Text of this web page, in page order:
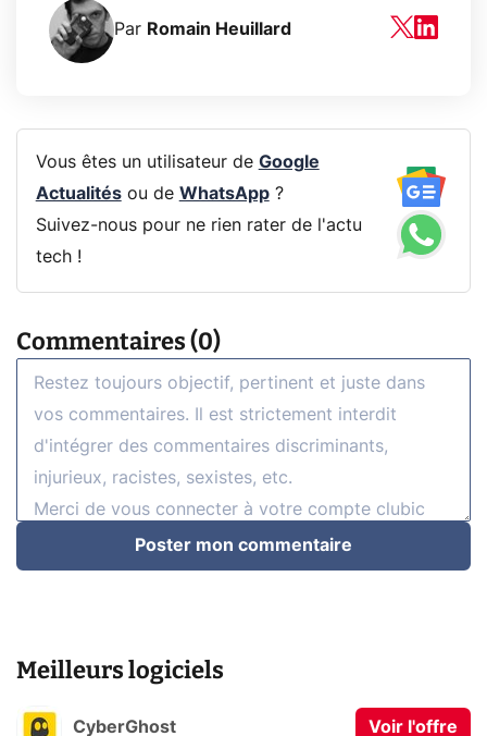
Par Romain Heuillard
Vous êtes un utilisateur de Google
Actualitésou de WhatsApp?
Suivez-nous pour ne rien rater de l'actu
tech !
Commentaires (0)
Poster mon commentaire
Meilleurs logiciels
CyberGhost Voir l'offre